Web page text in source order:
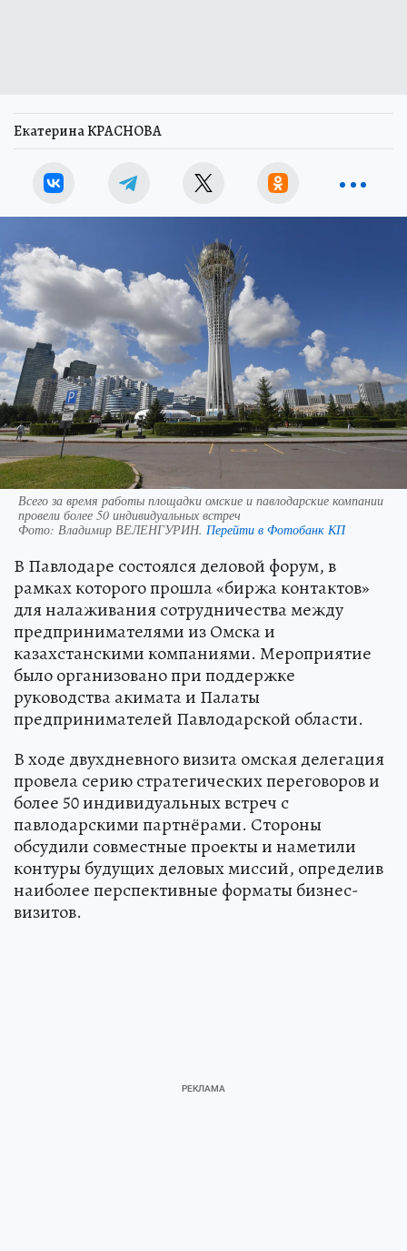
Екатерина КРАСНОВА
Всего за время работы площадки омские и павлодарские компании
провели более 50 индивидуальных встреч
Фото: Владимир ВЕЛЕНГУРИН. Перейти в Фотобанк КП
В Павлодаре состоялся деловой форум, в
рамках которого прошла «биржа контактов»
для налаживания сотрудничества между
предпринимателями из Омска и
казахстанскими компаниями. Мероприятие
было организовано при поддержке
руководства акимата и Палаты
предпринимателей Павлодарской области.
В ходе двухдневного визита омская делегация
провела серию стратегических переговоров и
более 50 индивидуальных встреч с
павлодарскими партнёрами. Стороны
обсудили совместные проекты и наметили
контуры будущих деловых миссий, определив
наиболее перспективные форматы бизнес-
визитов.